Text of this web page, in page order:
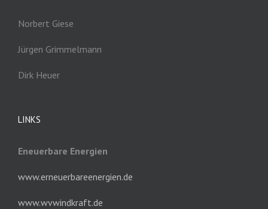
Norbert Giese
Jürgen Grimmelmann
Dirk Heuer
LINKS
Eneuerbare Energien
www.erneuerbareenergien.de
www.wvwindkraft.de